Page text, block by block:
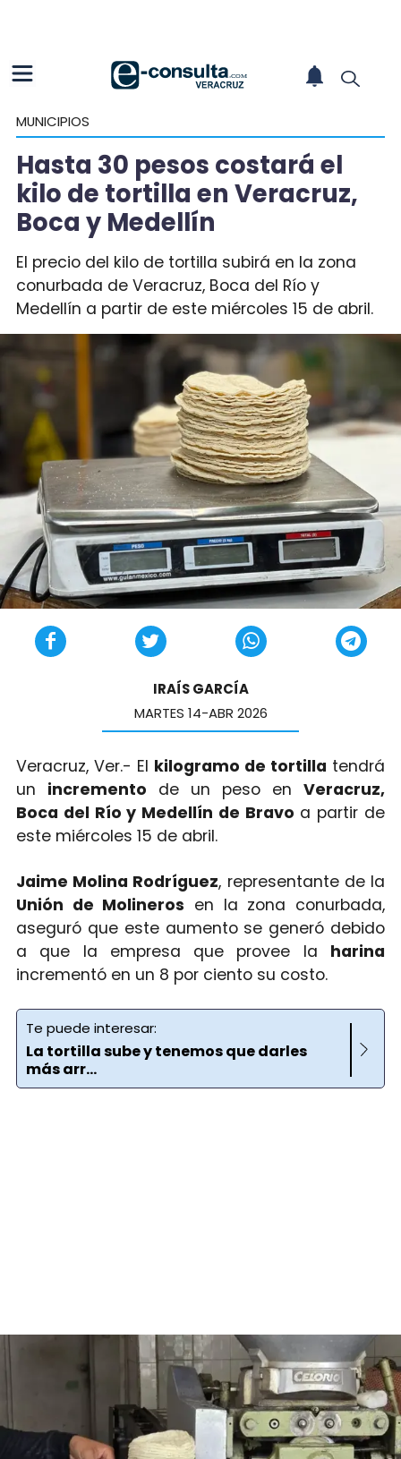
MUNICIPIOS
Hasta 30 pesos costará el
kilo de tortilla en Veracruz,
Boca y Medellín
El precio del kilo de tortilla subirá en la zona
conurbada de Veracruz, Boca del Río y
Medellín a partir de este miércoles 15 de abril.
IRAÍS GARCÍA
MARTES 14-ABR 2026
Veracruz, Ver.- El kilogramo de tortilla tendrá
un incremento de un peso enVeracruz,
Boca del Río y Medellín de Bravo a partir de
este miércoles 15 de abril.
Jaime Molina Rodríguez, representante de la
Unión de Molineros en la zona conurbada,
aseguró que este aumento se generó debido
a que la empresa que provee la harina
incrementó en un 8 por ciento su costo.
Te puede interesar:
La tortilla sube y tenemos que darles
más arr...